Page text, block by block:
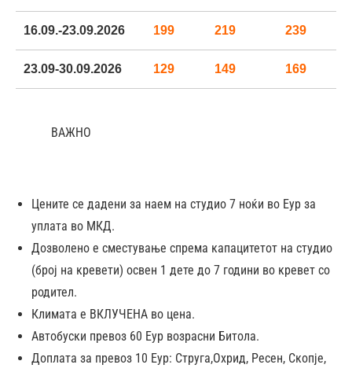
16.09.-23.09.2026 199 219 239
23.09-30.09.2026 129 149 169
ВАЖНО
Цените се дадени за наем на студио 7 ноќи во Еур за
уплата во МКД.
Дозволено е сместување спрема капацитетот на студио
(број на кревети) освен 1 дете до 7 години во кревет со
родител.
Климата е ВКЛУЧЕНА во цена.
Автобуски превоз 60 Еур возрасни Битола.
Доплата за превоз 10 Еур: Струга,Oхрид, Ресен, Скопје,